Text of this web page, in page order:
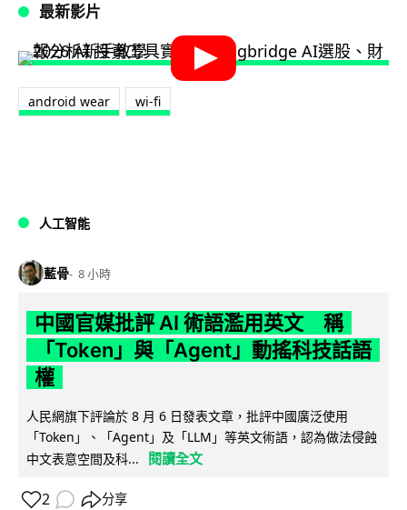
最新影片
android wear wi-fi
人工智能
藍骨 8 小時
中國官媒批評 AI 術語濫用英文 稱
「Token」與「Agent」動搖科技話語
權
人民網旗下評論於 8 月 6 日發表文章，批評中國廣泛使用
「Token」、「Agent」及「LLM」等英文術語，認為做法侵蝕
中文表意空間及科...
閱讀全文
2 分享